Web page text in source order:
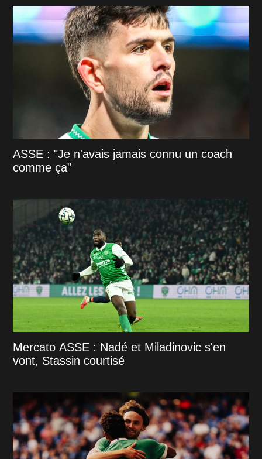
ASSE : "Je n'avais jamais connu un coach
comme ça"
Mercato ASSE : Nadé et Miladinovic s'en
vont, Stassin courtisé